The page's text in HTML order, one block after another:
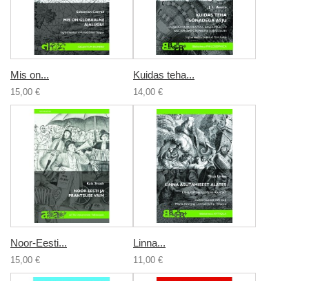
Mis on...
15,00 €
Kuidas teha...
14,00 €
Noor-Eesti...
15,00 €
Linna...
11,00 €